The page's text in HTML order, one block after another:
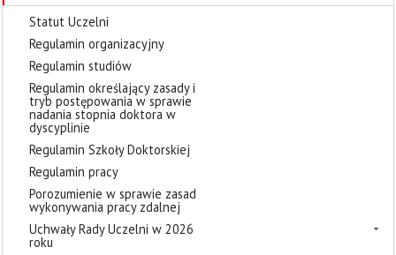
Statut Uczelni
Regulamin organizacyjny
Regulamin studiów
Regulamin określający zasady i
tryb postępowania w sprawie
nadania stopnia doktora w
dyscyplinie
Regulamin Szkoły Doktorskiej
Regulamin pracy
Porozumienie w sprawie zasad
wykonywania pracy zdalnej
Uchwały Rady Uczelni w 2026
roku